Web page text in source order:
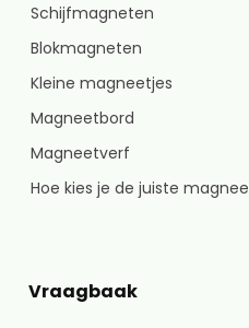
Schijfmagneten
Blokmagneten
Kleine magneetjes
Magneetbord
Magneetverf
Hoe kies je de juiste
Vraagbaak